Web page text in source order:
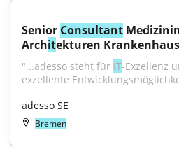
Senior Consultant
Architekturen
"...adesso steht für IT-Exzellenz
exzellente
adesso SE
Bremen